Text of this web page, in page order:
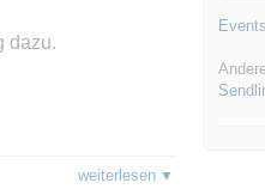
dazu.
weiterlesen